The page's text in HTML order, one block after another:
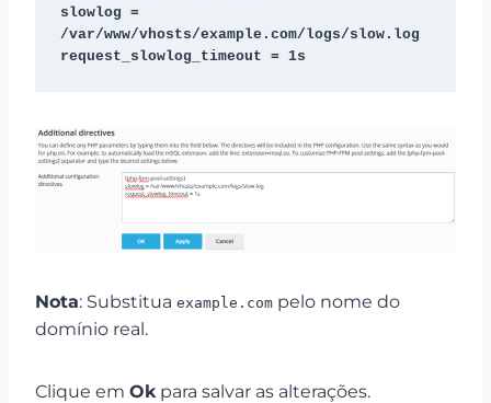
slowlog =
/var/www/vhosts/example.com/logs/slow.log
request_slowlog_timeout = 1s
Nota: Substitua example.com pelo nome do
domínio real.
Clique em Okpara salvar as alterações.